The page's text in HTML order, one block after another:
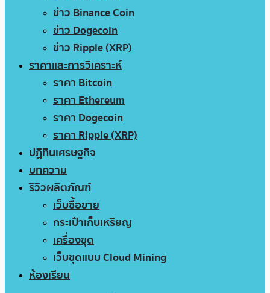
ข่าว Binance Coin
ข่าว Dogecoin
ข่าว Ripple (XRP)
ราคาและการวิเคราะห์
ราคา Bitcoin
ราคา Ethereum
ราคา Dogecoin
ราคา Ripple (XRP)
ปฏิทินเศรษฐกิจ
บทความ
รีวิวผลิตภัณฑ์
เว็บซื้อขาย
กระเป๋าเก็บเหรียญ
เครื่องขุด
เว็บขุดแบบ Cloud Mining
ห้องเรียน